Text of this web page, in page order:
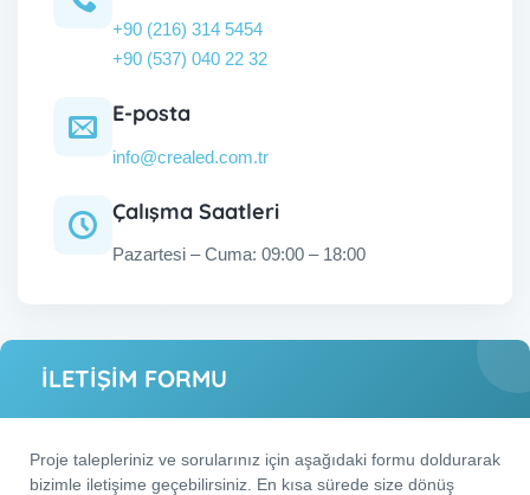
+90 (216) 314 5454
+90 (537) 040 22 32
E-posta
info@crealed.com.tr
Çalışma Saatleri
Pazartesi – Cuma: 09:00 – 18:00
İLETİŞİM FORMU
Proje talepleriniz ve sorularınız için aşağıdaki formu doldurarak
bizimle iletişime geçebilirsiniz. En kısa sürede size dönüş